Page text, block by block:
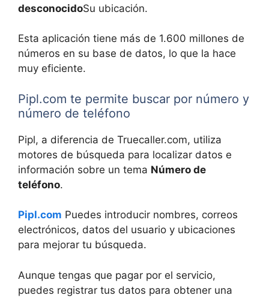
desconocidoSu ubicación.
Esta aplicación tiene más de 1.600 millones de
números en su base de datos, lo que la hace
muy eficiente.
Pipl.com te permite buscar por número y
número de teléfono
Pipl, a diferencia de Truecaller.com, utiliza
motores de búsqueda para localizar datos e
información sobre un tema Número de
teléfono.
Pipl.com Puedes introducir nombres, correos
electrónicos, datos del usuario y ubicaciones
para mejorar tu búsqueda.
Aunque tengas que pagar por el servicio,
puedes registrar tus datos para obtener una